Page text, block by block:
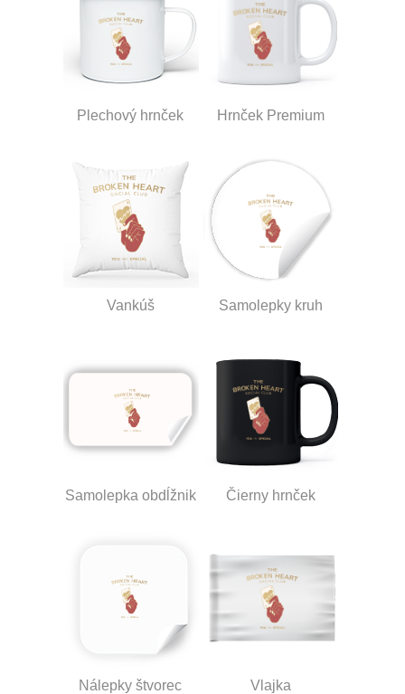
Plechový hrnček Hrnček Premium
Vankúš Samolepky kruh
Samolepka obdĺžnik Čierny hrnček
Nálepky štvorec Vlajka